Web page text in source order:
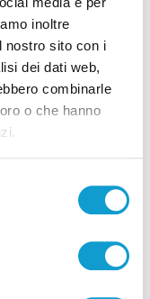
inoltre
nostro sito con i
dei dati web,
combinarle
o che hanno